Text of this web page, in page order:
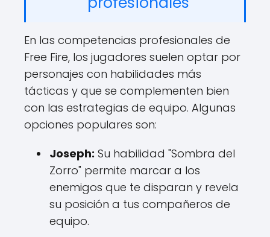
En las competencias profesionales de
Free Fire, los jugadores suelen optar por
personajes con habilidades más
tácticas y que se complementen bien
con las estrategias de equipo. Algunas
opciones populares son:
Joseph: Su habilidad "Sombra del
Zorro" permite marcar a los
enemigos que te disparan y revela
su posición a tus compañeros de
equipo.